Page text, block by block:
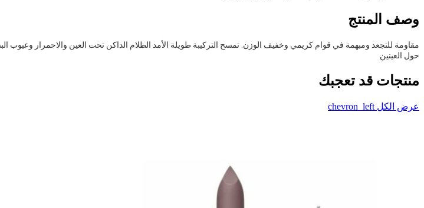
وصف المنتج
مقاومة للتجعد ومبهمة في قوام كريمي وخفيف الوزن. تمسح التركيبة طويلة الأمد الظلام الداكن تحت العين والاحمرار وعيوب
حول العينين
منتجات قد تعجبك
عرض الكل chevron_left